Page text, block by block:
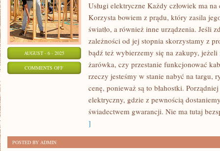
AUGUST - 6 - 2025
COMMENTS OFFON
Usługi elektryczne Każdy człowiek ma
Korzysta bowiem z prądu, który zasila
światło, a również inne urządzenia. Jeśli
zależności od jej stopnia skorzystamy z
bądź też wybierzemy się na zakupy, jeżeli
żarówka, czy przestanie funkcjonować
rzeczy jesteśmy w stanie nabyć na targu,
cenę, ponieważ są to błahostki.
elektryczny, gdzie z pewnością
świadectwem gwarancji. Nie ma tutaj
]
POSTED BY ADMIN